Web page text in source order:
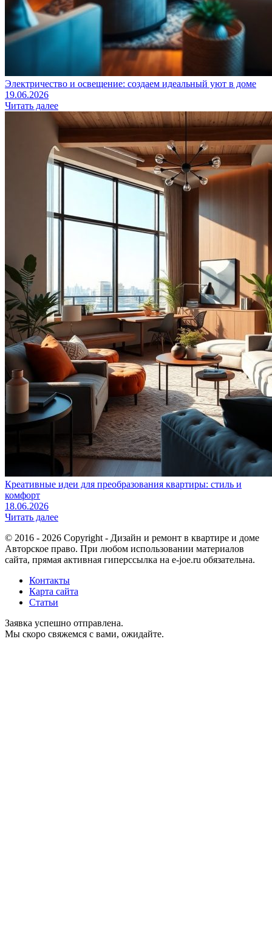
Электричество и освещение: создаем идеальный уют в доме
19.06.2026
Читать далее
Креативные идеи для преобразования квартиры: стиль и
комфорт
18.06.2026
Читать далее
© 2016 - 2026 Copyright - Дизайн и ремонт в квартире и доме
Авторское право. При любом использовании материалов
сайта, прямая активная гиперссылка на e-joe.ru обязательна.
Контакты
Карта сайта
Статьи
Заявка успешно отправлена.
Мы скоро свяжемся с вами, ожидайте.